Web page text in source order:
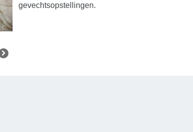
gevechtsopstellingen.